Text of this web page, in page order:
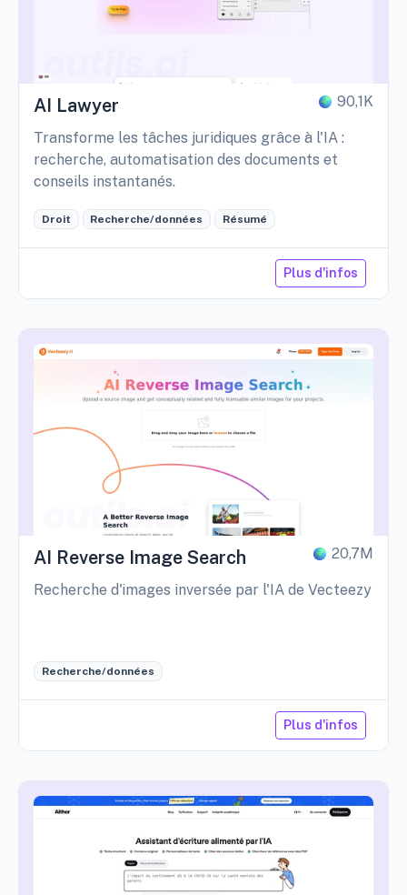
AI Lawyer 90,1K
Transforme les tâches juridiques grâce à l'IA :
recherche, automatisation des documents et
conseils instantanés.
Droit Recherche/données Résumé
Plus d'infos
AI Reverse Image Search 20,7M
Recherche d'images inversée par l'IA de Vecteezy
Recherche/données
Plus d'infos